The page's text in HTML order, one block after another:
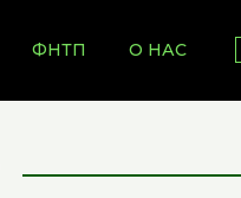
ФНТП О НАС